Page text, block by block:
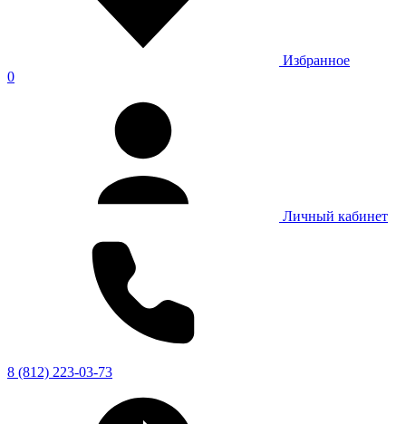
Избранное
0
Личный кабинет
8 (812) 223-03-73